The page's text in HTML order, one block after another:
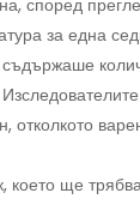
според
за една
което ще